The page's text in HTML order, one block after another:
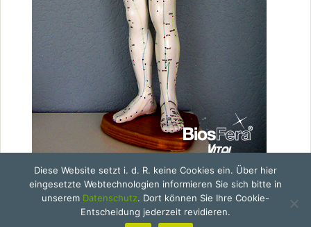
2026 | © BiosFera® Vital | Eisenhüttenstadt |
Diese Website setzt i. d. R. keine Cookies ein. Über hier
eingesetzte Webtechnologien informieren Sie sich bitte in
unserem Datenschutz. Dort können Sie Ihre Cookie-
Entscheidung jederzeit revidieren.